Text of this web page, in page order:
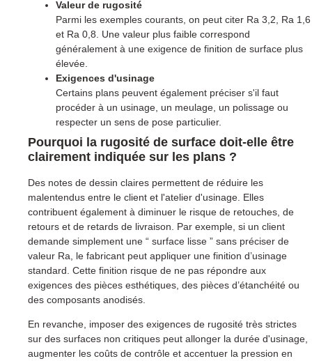
Valeur de rugosité
Parmi les exemples courants, on peut citer Ra 3,2, Ra 1,6
et Ra 0,8. Une valeur plus faible correspond
généralement à une exigence de finition de surface plus
élevée.
Exigences d'usinage
Certains plans peuvent également préciser s'il faut
procéder à un usinage, un meulage, un polissage ou
respecter un sens de pose particulier.
Pourquoi la rugosité de surface doit-elle être
clairement indiquée sur les plans ?
Des notes de dessin claires permettent de réduire les
malentendus entre le client et l'atelier d'usinage. Elles
contribuent également à diminuer le risque de retouches, de
retours et de retards de livraison. Par exemple, si un client
demande simplement une “ surface lisse ” sans préciser de
valeur Ra, le fabricant peut appliquer une finition d’usinage
standard. Cette finition risque de ne pas répondre aux
exigences des pièces esthétiques, des pièces d’étanchéité ou
des composants anodisés.
En revanche, imposer des exigences de rugosité très strictes
sur des surfaces non critiques peut allonger la durée d'usinage,
augmenter les coûts de contrôle et accentuer la pression en